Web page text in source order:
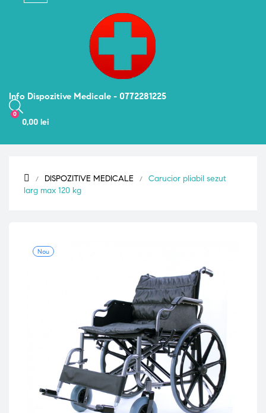
Info Dispozitive Medicale - 0772281225
0
0,00 lei
DISPOZITIVE MEDICALE
Carucior pliabil sezut
larg max 120 kg
Nou